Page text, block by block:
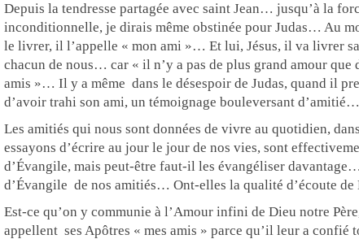
Depuis la tendresse partagée avec saint Jean… jusqu’à la
inconditionnelle, je dirais même obstinée pour Judas… Au
le livrer, il l’appelle « mon ami »… Et lui, Jésus, il va livrer
chacun de nous… car « il n’y a pas de plus grand amour que
amis »… Il y a même dans le désespoir de Judas, quand il
d’avoir trahi son ami, un témoignage bouleversant d’amitié…
Les amitiés qui nous sont données de vivre au quotidien,
essayons d’écrire au jour le jour de nos vies, sont
d’Évangile, mais peut-être faut-il les évangéliser
d’Évangile de nos amitiés… Ont-elles la qualité d’écoute
Est-ce qu’on y communie à l’Amour infini de Dieu notre
appellent ses Apôtres « mes amis » parce qu’il leur a confié